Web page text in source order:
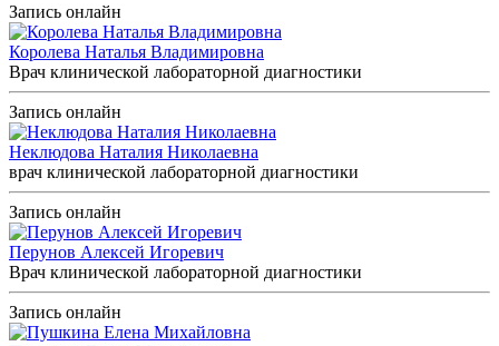
Запись онлайн
Королева Наталья Владимировна
Врач клинической лабораторной диагностики
Запись онлайн
Неклюдова Наталия Николаевна
врач клинической лабораторной диагностики
Запись онлайн
Перунов Алексей Игоревич
Врач клинической лабораторной диагностики
Запись онлайн